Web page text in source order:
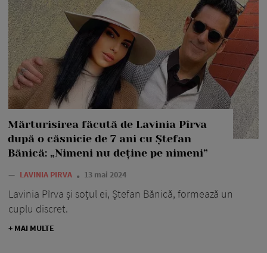
Mărturisirea făcută de Lavinia Pîrva
după o căsnicie de 7 ani cu Ștefan
Bănică: „Nimeni nu deține pe nimeni”
— LAVINIA PIRVA 13 mai 2024
Lavinia Pîrva și soțul ei, Ștefan Bănică, formează un
cuplu discret.
+ MAI MULTE